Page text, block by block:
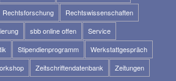
Rechtsforschung
Rechtswissenschaften
sbb online offen
Service
Stipendienprogramm
Werkstattgespräch
Zeitschriftendatenbank
Zeitungen